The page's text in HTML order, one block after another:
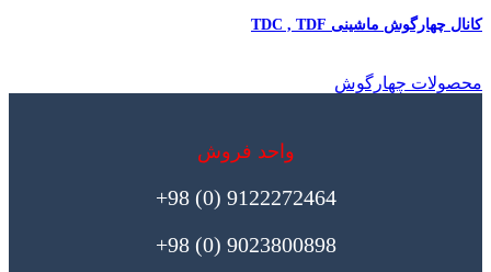
کانال چهارگوش ماشینی TDC , TDF
محصولات چهارگوش
واحد فروش
9122272464 (0) 98+
9023800898 (0) 98+